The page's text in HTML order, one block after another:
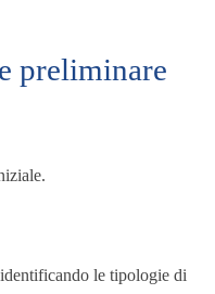
preliminare
identificando le tipologie di